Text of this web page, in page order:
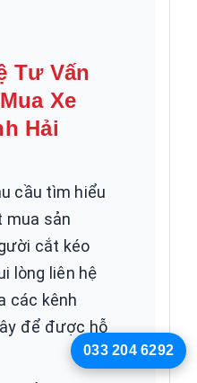
Tư Vấn
Xe
Hải
cầu tìm hiểu
mua sản
cắt kéo
lòng liên hệ
các kênh
để được hỗ
033 204 6292